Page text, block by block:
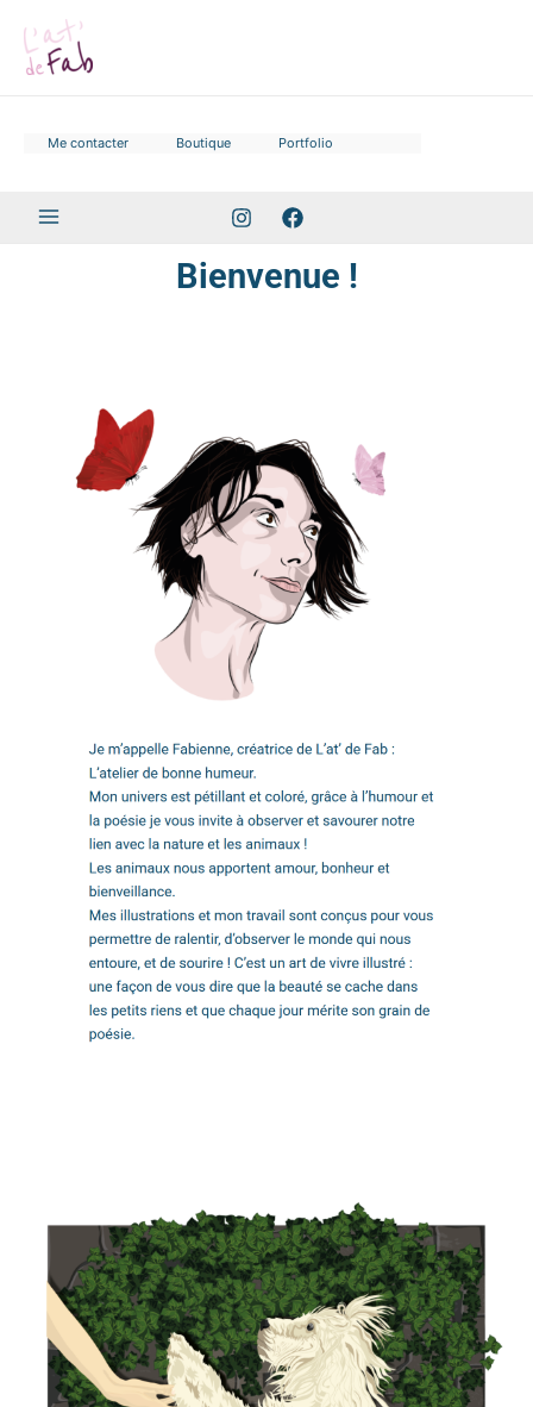
contenu
Me contacter Boutique Portfolio
Bienvenue !